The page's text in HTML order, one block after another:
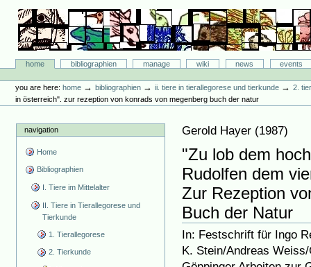
content.
navigation
Bibliographie-Portal
Sectionshome bibliographien manage wiki news
events
tools
you are here: home →bibliographien →ii. tiere in tierallegorese und tierkunde →2.
in österreich". zur rezeption von konrads von megenberg buch der natur
navigation
Home
Bibliographien
I. Tiere im Mittelalter
II. Tiere in Tierallegorese und
Tierkunde
1. Tierallegorese
2. Tierkunde
Gerold Hayer (1987)
"Zu lob dem
Rudolfen dem
Zur Rezeption
Buch der Natur
In: Festschrift für Ingo
K. Stein/Andreas